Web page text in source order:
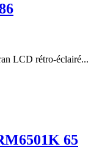
LCD rétro-éclairé...
65